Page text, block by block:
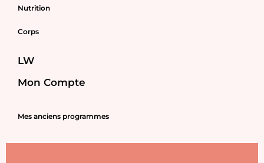
Nutrition
Corps
LW
Mon Compte
Mes anciens programmes